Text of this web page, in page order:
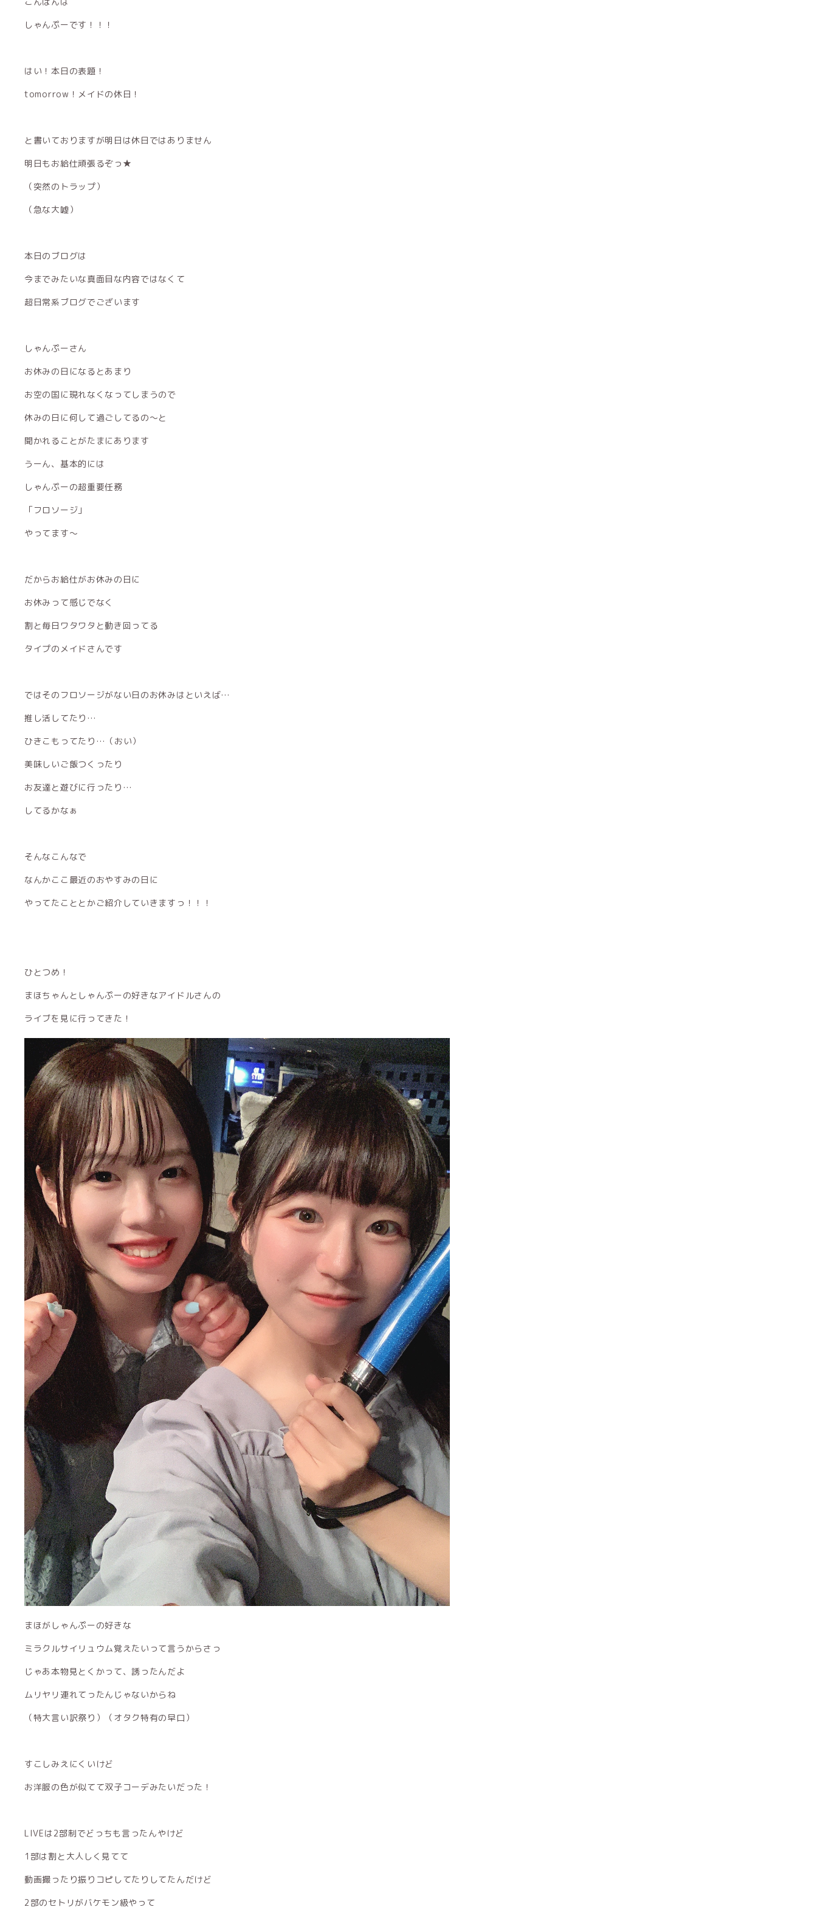
しゃんぷーです！！！
はい！本日の表題！
tomorrow！メイドの休日！
と書いておりますが明日は休日ではありません
明日もお給仕頑張るぞっ★
（突然のトラップ）
（急な大嘘）
本日のブログは
今までみたいな真面目な内容ではなくて
超日常系ブログでございます
しゃんぷーさん
お休みの日になるとあまり
お空の国に現れなくなってしまうので
休みの日に何して過ごしてるの〜と
聞かれることがたまにあります
うーん、基本的には
しゃんぷーの超重要任務
「フロソージ」
やってます〜
だからお給仕がお休みの日に
お休みって感じでなく
割と毎日ワタワタと動き回ってる
タイプのメイドさんです
ではそのフロソージがない日のお休みはといえば…
推し活してたり…
ひきこもってたり…（おい）
美味しいご飯つくったり
お友達と遊びに行ったり…
してるかなぁ
そんなこんなで
なんかここ最近のおやすみの日に
やってたこととかご紹介していきますっ！！！
ひとつめ！
まほちゃんとしゃんぷーの好きなアイドルさんの
ライブを見に行ってきた！
まほがしゃんぷーの好きな
ミラクルサイリュウム覚えたいって言うからさっ
じゃあ本物見とくかって、誘ったんだよ
ムリヤリ連れてったんじゃないからね
（特大言い訳祭り）（オタク特有の早口）
すこしみえにくいけど
お洋服の色が似てて双子コーデみたいだった！
LIVEは2部制でどっちも言ったんやけど
1部は割と大人しく見てて
動画撮ったり振りコピしてたりしてたんだけど
2部のセトリがバケモン級やって